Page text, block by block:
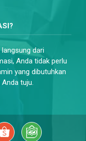
dari
Anda tidak perlu
yang dibutuhkan
tuju.